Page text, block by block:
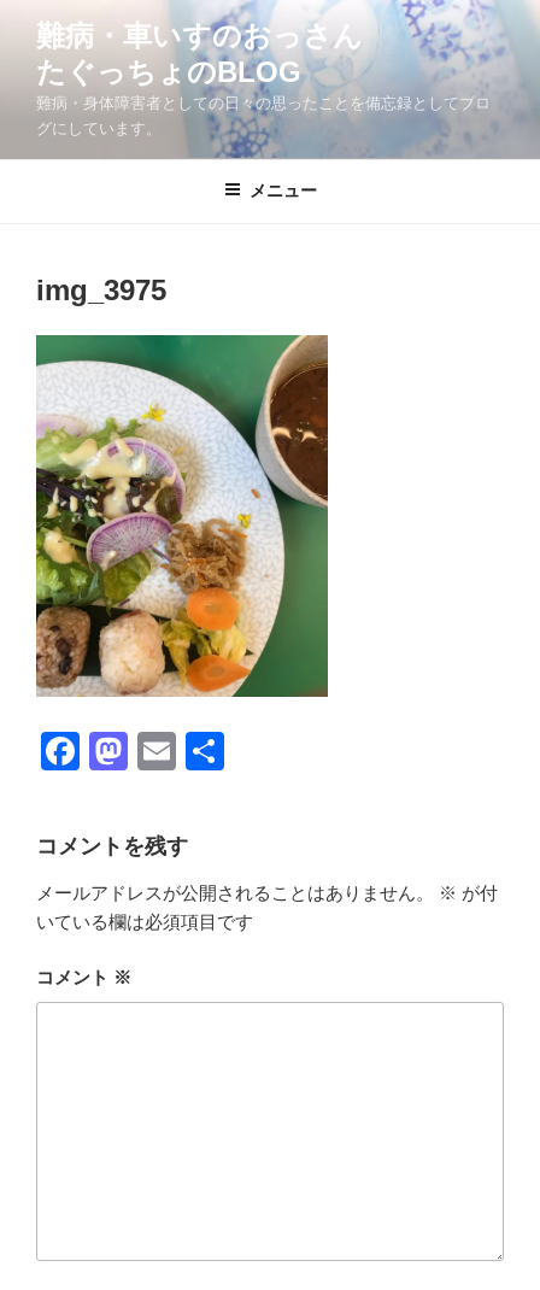
へ
難病・車いすのおっさん
たぐっちょのBLOG
難病・身体障害者としての日々の思ったことを備忘録としてブロ
グにしています。
メニュー
img_3975
F
c
e
b
o
o
M
st
o
d
o
n
E
ail
コメントを残す
メールアドレスが公開されることはありません。 ※ が付
いている欄は必須項目です
コメント ※